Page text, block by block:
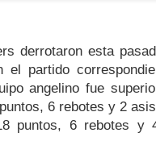
derrotaron esta
el partido
angelino fue
6 rebotes y 2
puntos, 6 rebotes y